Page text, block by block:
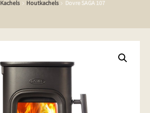
Kachels Houtkachels Dovre SAGA 107